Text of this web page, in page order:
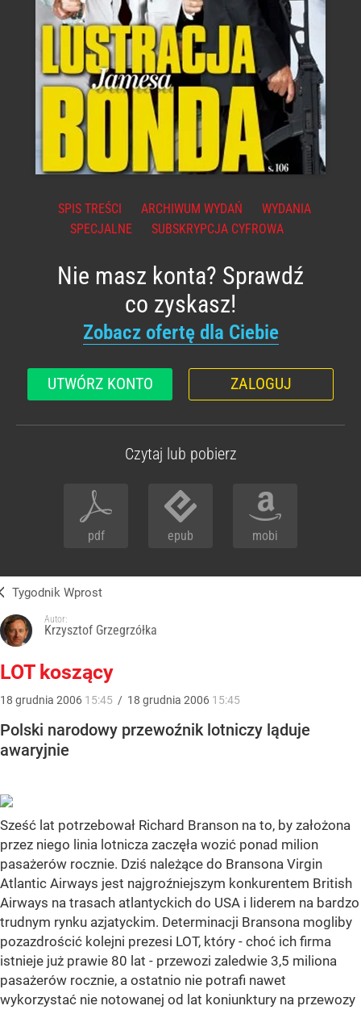
SPIS TREŚCI ARCHIWUM WYDAŃ
WYDANIA
SPECJALNE
SUBSKRYPCJA CYFROWA
Nie masz konta? Sprawdź
co zyskasz!
Zobacz ofertę dla Ciebie
UTWÓRZ KONTO ZALOGUJ
Czytaj lub pobierz
pdf epub mobi
Tygodnik Wprost
Autor:
Krzysztof Grzegrzółka
LOT koszący
18 grudnia 2006 15:45 / 18 grudnia 2006 15:45
Polski narodowy przewoźnik lotniczy ląduje
awaryjnie
Sześć lat potrzebował Richard Branson na to, by założona
przez niego linia lotnicza zaczęła wozić ponad milion
pasażerów rocznie. Dziś należące do Bransona Virgin
Atlantic Airways jest najgroźniejszym konkurentem British
Airways na trasach atlantyckich do USA i liderem na bardzo
trudnym rynku azjatyckim. Determinacji Bransona mogliby
pozazdrościć kolejni prezesi LOT, który - choć ich firma
istnieje już prawie 80 lat - przewozi zaledwie 3,5 miliona
pasażerów rocznie, a ostatnio nie potrafi nawet
wykorzystać nie notowanej od lat koniunktury na przewozy